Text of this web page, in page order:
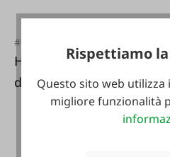
#FA98089
Hendi Stortalcatore
di mele
Rispettiamo
Questo sito web
migliore funzionalità